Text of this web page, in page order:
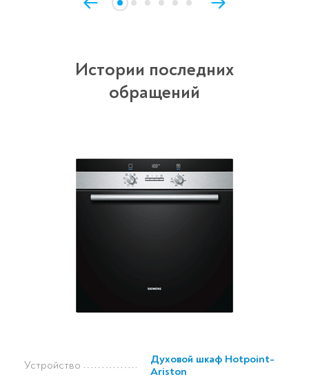
Истории последних
обращений
Устройство
Духовой шкаф Hotpoint-
Ariston